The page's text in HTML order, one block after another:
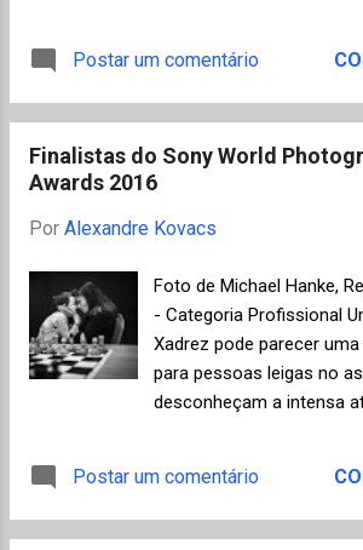
Portugal Telecom,
bem como são os
organização e
muitas vezes em áreas
literatura universal. Um
despretensioso (no
de escritor profissional
único objetivo
comentar os livros.
resenhada por meio dos
Prima / Muito Bom / Bom
blog iniciou em Agosto de
postagem sobre "A
Gordon Pym" (1938) de
publicação regular com
mas sempre de excelent...
Postar um comentário
Finalistas do Sony World
Awards 2016
Por Alexandre Kovacs
Foto de Michael Hanke,
- Categoria Profissional
Xadrez pode parecer
para pessoas leigas no
desconheçam a intensa
Não é diferente nos
como soube captar
Postar um comentário